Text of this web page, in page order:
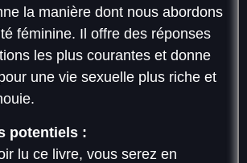
la manière dont nous abordons
féminine. Il offre des réponses
les plus courantes et donne
une vie sexuelle plus riche et
potentiels :
lu ce livre, vous serez en